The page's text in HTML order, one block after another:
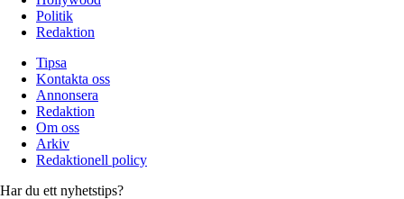
Politik
Redaktion
Tipsa
Kontakta oss
Annonsera
Redaktion
Om oss
Arkiv
Redaktionell policy
Har du ett nyhetstips?